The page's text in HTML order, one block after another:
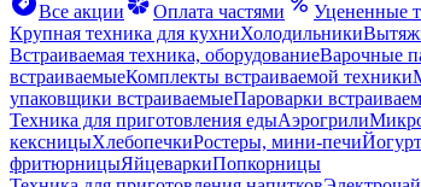
Все акции
Оплата частями Уцененные
Крупная техника для кухниХолодильники
Встраиваемая техника, оборудованиеВарочные
встраиваемыеКомплекты встраиваемой техники
упаковщики встраиваемыеПароварки
Техника для приготовления едыАэрогрили
кексницыХлебопечкиРостеры, мини-печи
фритюрницыЯйцеваркиПопкорницы